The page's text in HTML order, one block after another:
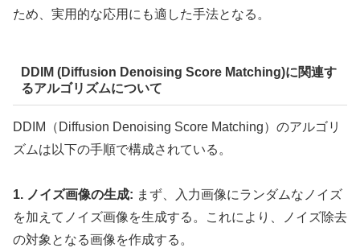
ため、実用的な応用にも適した手法となる。
DDIM (Diffusion Denoising Score Matching)に関連す
るアルゴリズムについて
DDIM（Diffusion Denoising Score Matching）のアルゴリ
ズムは以下の手順で構成されている。
1. ノイズ画像の生成: まず、入力画像にランダムなノイズ
を加えてノイズ画像を生成する。これにより、ノイズ除去
の対象となる画像を作成する。